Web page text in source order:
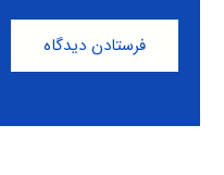
فرستادن دیدگاه